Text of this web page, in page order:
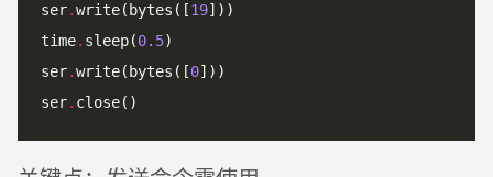
ser.write(bytes([19
time. sleep(0.5
ser.write(bytes([0
ser.